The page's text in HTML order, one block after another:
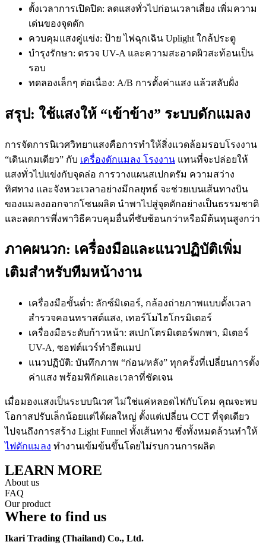
ตั้งเวลาการเปิดปิด: ลดแสงทั่วไปก่อนเวลาเสี่ยง เพิ่มความ
เด่นของจุดดัก
ควบคุมแสงคู่แข่ง: ป้าย ไฟฉุกเฉิน Uplight ใกล้ประตู
บำรุงรักษา: ตรวจ UV-A และความสะอาดผิวสะท้อนเป็น
รอบ
ทดลองเล็กๆ ต่อเนื่อง: A/B การตั้งค่าแสง แล้วสลับฝั่ง
สรุป: ใช้แสงให้ “เข้าข้าง” ระบบดักแมลง
การจัดการนิเวศวิทยาแสงคือการทำให้สิ่งแวดล้อมรอบโรงงาน
“เดินเกมเดียว” กับ เครื่องดักแมลง โรงงาน แทนที่จะปล่อยให้
แสงทั่วไปแข่งกับจุดล่อ การวางแผนสเปกตรัม ความสว่าง
ทิศทาง และจังหวะเวลาอย่างมีกลยุทธ์ จะช่วยเบนเส้นทางบิน
ของแมลงออกจากโซนผลิต นำพาไปสู่จุดดักอย่างเป็นธรรมชาติ
และลดการพึ่งพาวิธีควบคุมอื่นที่ซับซ้อนกว่าหรือมีต้นทุนสูงกว่า
ภาคผนวก: เครื่องมือและแนวปฏิบัติเพิ่ม
เติมสำหรับทีมหน้างาน
เครื่องมือขั้นต่ำ: ลักซ์มิเตอร์, กล้องถ่ายภาพแบบตั้งเวลา
สำรวจคอนทราสต์แสง, เทอร์โมไฮโกรมิเตอร์
เครื่องมือระดับก้าวหน้า: สเปกโตรมิเตอร์พกพา, มิเตอร์
UV-A, ซอฟต์แวร์ทำฮีตแมป
แนวปฏิบัติ: บันทึกภาพ “ก่อน/หลัง” ทุกครั้งที่เปลี่ยนการตั้ง
ค่าแสง พร้อมพิกัดและเวลาที่ชัดเจน
เมื่อมองแสงเป็นระบบนิเวศ ไม่ใช่แค่หลอดไฟกับโคม คุณจะพบ
โอกาสปรับเล็กน้อยแต่ได้ผลใหญ่ ตั้งแต่เปลี่ยน CCT ที่จุดเดียว
ไปจนถึงการสร้าง Light Funnel ทั้งเส้นทาง ซึ่งทั้งหมดล้วนทำให้
ไฟดักแมลง ทำงานเข้มข้นขึ้นโดยไม่รบกวนการผลิต
LEARN MORE
About us
FAQ
Our product
Where to find us
Ikari Trading (Thailand) Co., Ltd.